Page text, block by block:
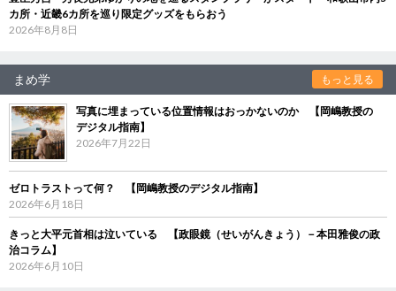
カ所・近畿6カ所を巡り限定グッズをもらおう
2026年8月8日
まめ学 もっと見る
写真に埋まっている位置情報はおっかないのか 【岡嶋教授の
デジタル指南】
2026年7月22日
ゼロトラストって何？ 【岡嶋教授のデジタル指南】
2026年6月18日
きっと大平元首相は泣いている 【政眼鏡（せいがんきょう）－本田雅俊の政
治コラム】
2026年6月10日